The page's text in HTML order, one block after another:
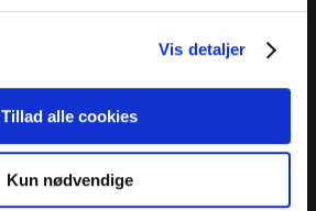
Vis detaljer
Tillad alle cookies
Kun nødvendige
adm@dsn.dk